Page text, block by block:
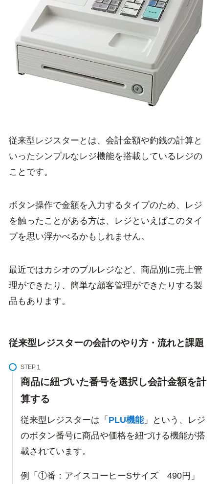
従来型レジスターとは、会計金額や釣銭の計算と
いったシンプルなレジ機能を搭載しているレジの
ことです。
ボタン操作で金額を入力するタイプのため、レジ
を触ったことがある方は、レジといえばこのタイ
プを思い浮かべるかもしれません。
最近ではカシオのブルレジなど、商品別に売上管
理ができたり、簡単な顧客管理ができたりする製
品もあります。
従来型レジスターの会計のやり方・流れと課題
STEP
商品に紐づいた番号を選択し会計金額を計
算する
従来型レジスターは「 PLU機能」という、レジ
のボタン番号に商品や価格を紐づける機能が搭
載されています。
例「①番：アイスコーヒーSサイズ 490円」